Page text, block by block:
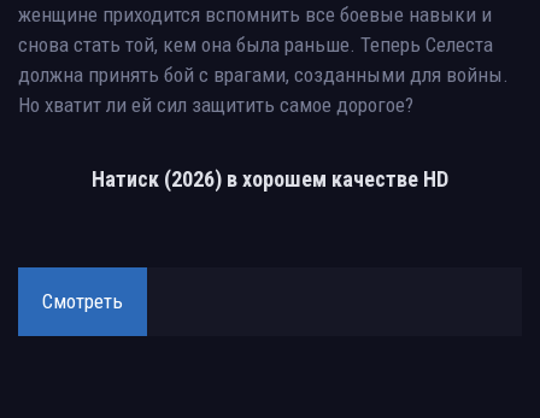
женщине приходится вспомнить все боевые навыки и
снова стать той, кем она была раньше. Теперь Селеста
должна принять бой с врагами, созданными для войны.
Но хватит ли ей сил защитить самое дорогое?
Натиск (2026) в хорошем качестве HD
Смотреть